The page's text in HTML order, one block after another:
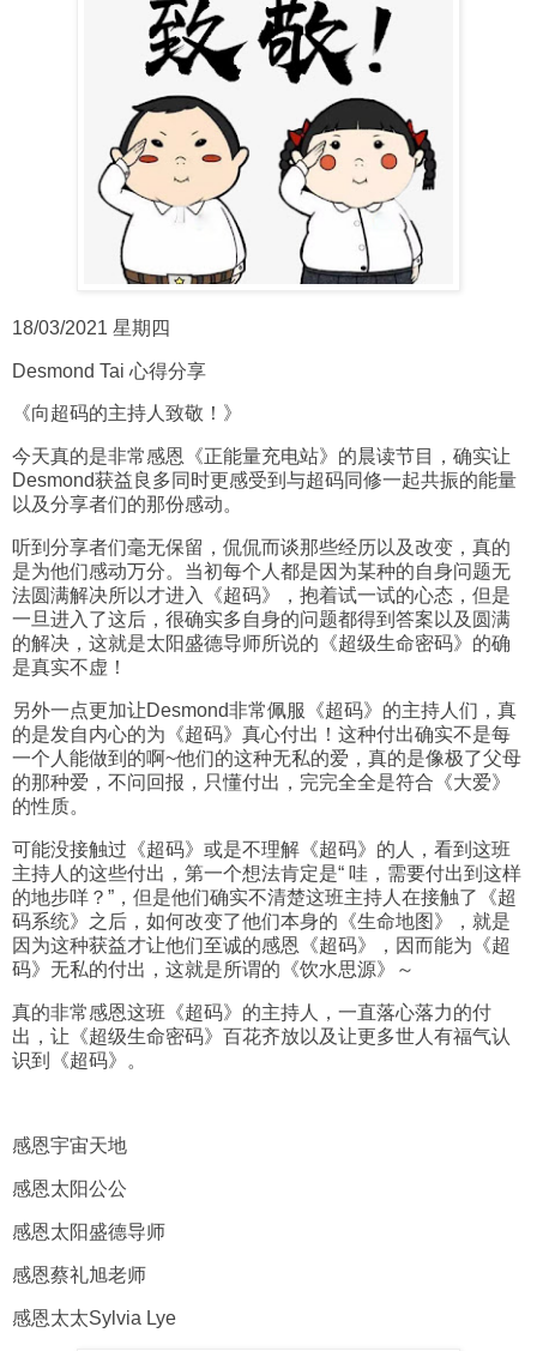
18/03/2021 星期四
Desmond Tai 心得分享
《向超码的主持人致敬！》
今天真的是非常感恩《正能量充电站》的晨读节目，确实让
Desmond获益良多同时更感受到与超码同修一起共振的能量
以及分享者们的那份感动。
听到分享者们毫无保留，侃侃而谈那些经历以及改变，真的
是为他们感动万分。当初每个人都是因为某种的自身问题无
法圆满解决所以才进入《超码》，抱着试一试的心态，但是
一旦进入了这后，很确实多自身的问题都得到答案以及圆满
的解决，这就是太阳盛德导师所说的《超级生命密码》的确
是真实不虚！
另外一点更加让Desmond非常佩服《超码》的主持人们，真
的是发自内心的为《超码》真心付出！这种付出确实不是每
一个人能做到的啊~他们的这种无私的爱，真的是像极了父母
的那种爱，不问回报，只懂付出，完完全全是符合《大爱》
的性质。
可能没接触过《超码》或是不理解《超码》的人，看到这班
主持人的这些付出，第一个想法肯定是“ 哇，需要付出到这样
的地步咩？”，但是他们确实不清楚这班主持人在接触了《超
码系统》之后，如何改变了他们本身的《生命地图》，就是
因为这种获益才让他们至诚的感恩《超码》，因而能为《超
码》无私的付出，这就是所谓的《饮水思源》～
真的非常感恩这班《超码》的主持人，一直落心落力的付
出，让《超级生命密码》百花齐放以及让更多世人有福气认
识到《超码》。
感恩宇宙天地
感恩太阳公公
感恩太阳盛德导师
感恩蔡礼旭老师
感恩太太Sylvia Lye